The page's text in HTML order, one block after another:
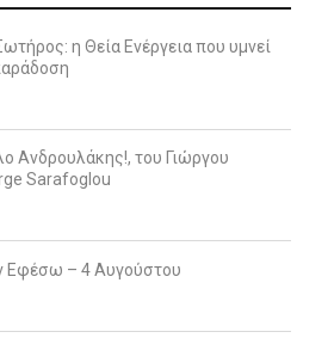
η Θεία Ενέργεια που υμνεί
Ανδρουλάκης!, του Γιώργου
Sarafoglou
Εφέσω – 4 Αυγούστου